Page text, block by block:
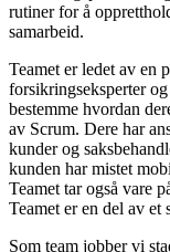
rutiner for å
samarbeid.
Teamet er ledet av en
forsikringseksperter
bestemme hvordan
av Scrum. Dere har
kunder og
kunden har mistet
Teamet tar også vare
Teamet er en del av
Som team jobber vi